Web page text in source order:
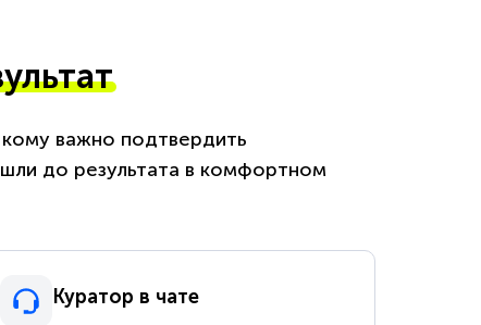
важно подтвердить
до результата в комфортном
Куратор в чате